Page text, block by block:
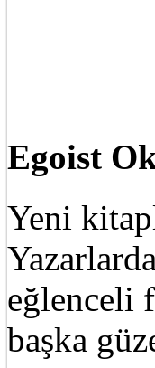
Egoist
Yeni
eğlenceli
başka